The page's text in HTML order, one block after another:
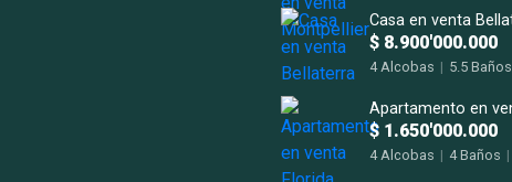
415,74 m2 m2
$ 8.900'000.000
4 Alcobas | 5.5 Baños
$ 1.650'000.000
4 Alcobas | 4 Baños |